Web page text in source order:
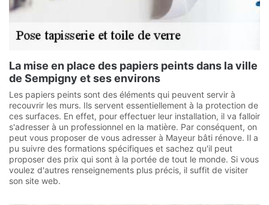
La mise en place des papiers peints dans la ville
de Sempigny et ses environs
Les papiers peints sont des éléments qui peuvent servir à
recouvrir les murs. Ils servent essentiellement à la protection de
ces surfaces. En effet, pour effectuer leur installation, il va falloir
s'adresser à un professionnel en la matière. Par conséquent, on
peut vous proposer de vous adresser à Mayeur bâti rénove. Il a
pu suivre des formations spécifiques et sachez qu'il peut
proposer des prix qui sont à la portée de tout le monde. Si vous
voulez d'autres renseignements plus précis, il suffit de visiter
son site web.